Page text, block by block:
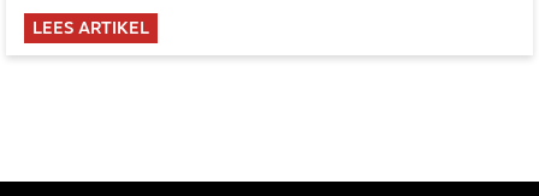
de christelijke context is er aandacht voor dit thema,
maar nog lang niet voldoende.
LEES ARTIKEL